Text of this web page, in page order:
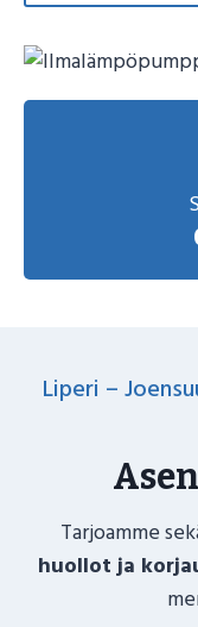
Liperi –
Tarjoamme
huollot ja